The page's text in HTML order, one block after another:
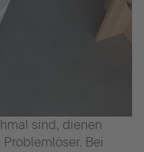
sind, dienen
Bei